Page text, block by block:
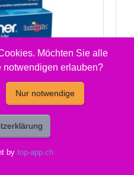
Möchten Sie alle
notwendigen erlauben?
Nur notwendige
by top-app.ch